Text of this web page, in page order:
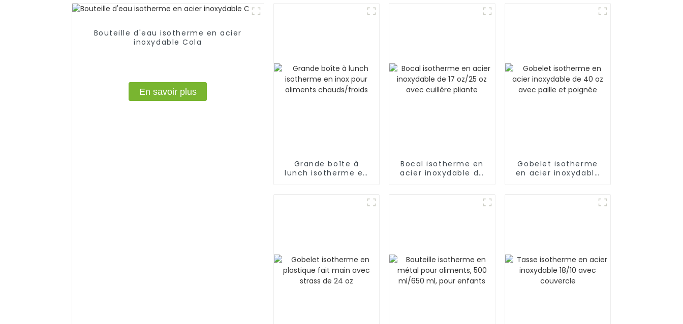
Bouteille d'eau isotherme en acier
inoxydable Cola
En savoir plus
Grande boîte à
lunch isotherme en
Bocal isotherme en
acier inoxydable de
Gobelet isotherme
en acier inoxydable